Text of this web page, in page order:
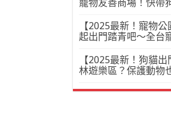
寵物友善商場！快帶
【2025最新！寵物
起出門踏青吧～全台
【2025最新！狗貓
林遊樂區？保護動物